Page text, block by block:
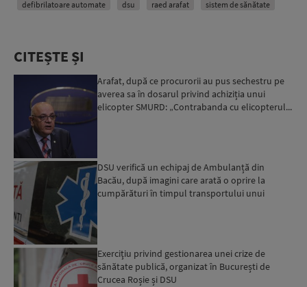
defibrilatoare automate dsu raed arafat sistem de sănătate
CITEȘTE ȘI
Arafat, după ce procurorii au pus sechestru pe
averea sa în dosarul privind achiziția unui
elicopter SMURD: „Contrabanda cu elicopterul...
DSU verifică un echipaj de Ambulanță din
Bacău, după imagini care arată o oprire la
cumpărături în timpul transportului unui
Exerciţiu privind gestionarea unei crize de
sănătate publică, organizat în București de
Crucea Roșie și DSU